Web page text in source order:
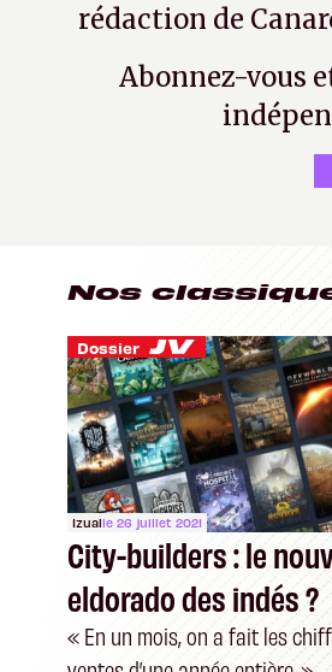
rédaction de
Abonnez-vous
Nos
Dossier
Izualle 26 juillet 2021
City-builders : le
eldorado des indés ?
« En un mois, on a fait les